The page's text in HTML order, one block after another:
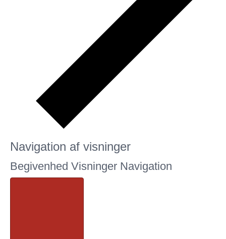
Begivenheder
Navigation af visninger
Begivenhed Visninger Navigation